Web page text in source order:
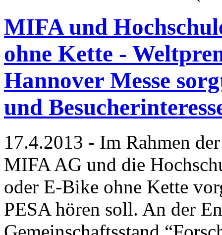
MIFA und
ohne Kette -
Hannover Messe
und
17.4.2013 - Im Rahmen
MIFA AG und die
oder E-Bike ohne Kette
PESA hören soll. An der